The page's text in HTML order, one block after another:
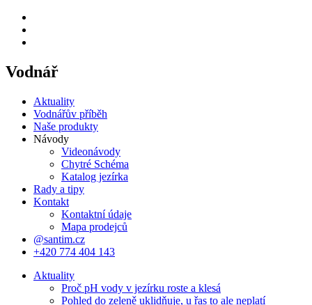
Vodnář
Aktuality
Vodnářův příběh
Naše produkty
Návody
Videonávody
Chytré Schéma
Katalog jezírka
Rady a tipy
Kontakt
Kontaktní údaje
Mapa prodejců
@santim.cz
+420 774 404 143
Aktuality
Proč pH vody v jezírku roste a klesá
Pohled do zeleně uklidňuje, u řas to ale neplatí